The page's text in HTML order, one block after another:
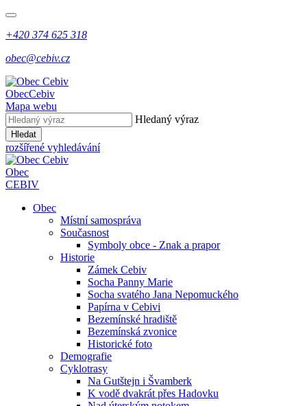
+420 374 625 318
obec@cebiv.cz
ObecCebiv
Mapa webu
Hledaný výraz
Hledat
rozšířené vyhledávání
Obec
CEBIV
Obec
Místní samospráva
Současnost
Symboly obce - Znak a prapor
Historie
Zámek Cebiv
Socha Panny Marie
Socha svatého Jana Nepomuckého
Papírna v Cebivi
Bezemínské hradiště
Bezemínská zvonice
Historické foto
Demografie
Cyklotrasy
Na Gutštejn i Švamberk
K vodě dvakrát přes Hadovku